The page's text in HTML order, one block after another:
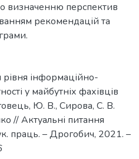
визначенню перспектив
рекомендацій та
інформаційно-
у майбутніх фахівців
Ю. В., Сирова, С. В.
// Актуальні питання
праць. – Дрогобич, 2021. –